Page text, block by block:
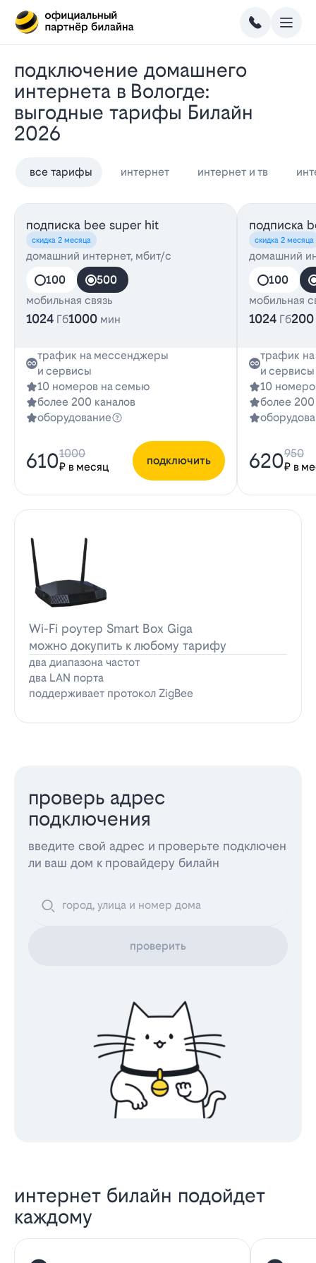
Подключение домашнего
интернета в Вологде:
выгодные тарифы Билайн
2026
все тарифы интернет интернет и тв
подписка bee super hit
скидка 2 месяца
домашний интернет, мбит/с
100
500
мобильная связь
1024 Гб1000 мин
трафик на мессенджеры
и сервисы
10 номеров на семью
более 200 каналов
оборудование
610₽ в месяц
1000
подключить
подписка
скидка 2 месяца
домашний
100
мобильная
1024 Гб200
трафик
и сервисы
10
более 200
620₽ в
950
Wi-Fi роутер Smart Box Giga
можно докупить к любому тарифу
два диапазона частот
два LAN порта
поддерживает протокол ZigBee
проверь адрес
подключения
введите свой адрес и проверьте подключен
ли ваш дом к провайдеру билайн
проверить
интернет билайн подойдет
каждому